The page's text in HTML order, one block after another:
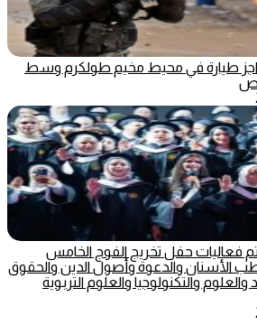
طيارة في محيط مخيم طولكرم وسط
فعاليات حفل تخريج الفوج الخامس
طب الأسنان والدعوة وأصول الدين والحقوق
والتكنولوجيا والعلوم التربوية